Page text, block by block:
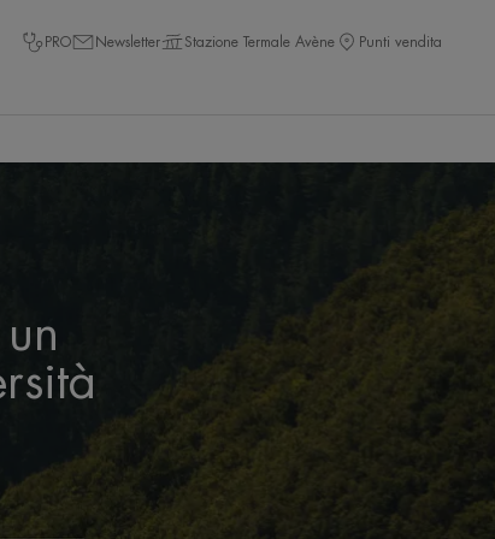
PRO Newsletter Stazione Termale Avène Punti vendita